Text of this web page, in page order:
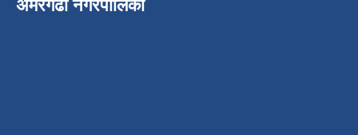
अमरगढी नगरपालिका